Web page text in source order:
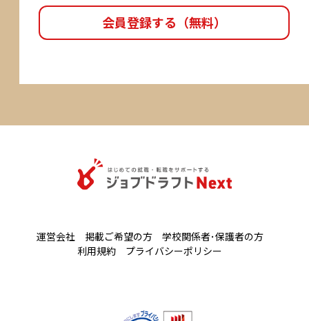
会員登録する（無料）
運営会社 掲載ご希望の方
学校関係者･保護者の方
利用規約
プライバシーポリシー